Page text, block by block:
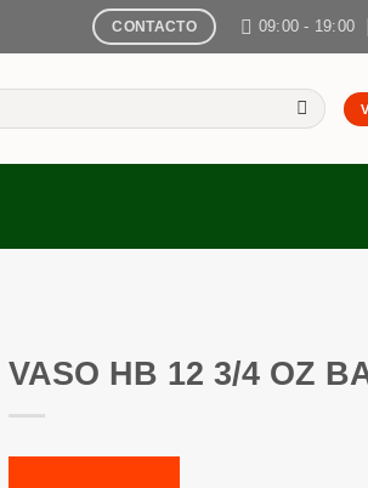
CONTACTO 09:00 - 19:00
VASO HB 12 3/4 OZ